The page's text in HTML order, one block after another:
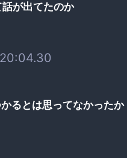
が出てたのか
るとは思ってなかったか